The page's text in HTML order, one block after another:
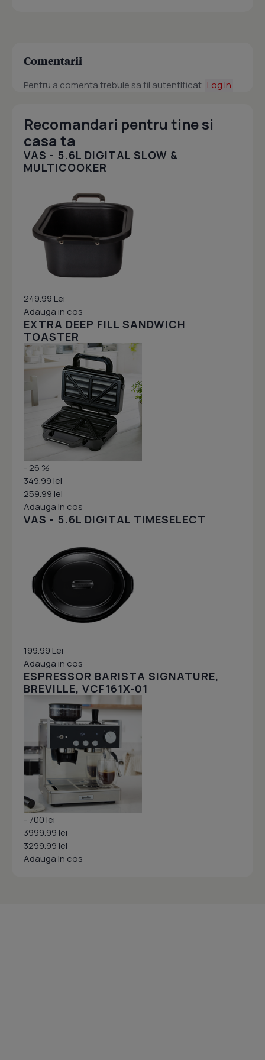
Comentarii
Pentru a comenta trebuie sa fii autentificat. Log in
Recomandari pentru tine si
casa ta
VAS - 5.6L DIGITAL SLOW &
MULTICOOKER
249.99 Lei
Adauga in cos
EXTRA DEEP FILL SANDWICH
TOASTER
- 26 %
349.99 lei
259.99 lei
Adauga in cos
VAS - 5.6L DIGITAL TIMESELECT
199.99 Lei
Adauga in cos
ESPRESSOR BARISTA SIGNATURE,
BREVILLE, VCF161X-01
- 700 lei
3999.99 lei
3299.99 lei
Adauga in cos